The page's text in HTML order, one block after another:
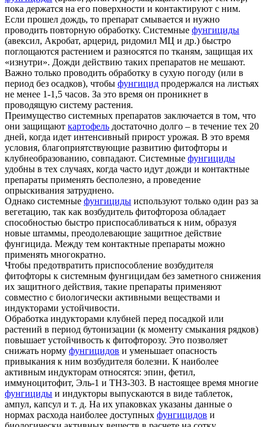
пока держатся на его поверхности и контактируют с ним.
Если прошел дождь, то препарат смывается и нужно
проводить повторную обработку. Системные фунгициды
(авексил, Акробат, арцерид, ридомил МЦ и др.) быстро
поглощаются растением и разносятся по тканям, защищая их
«изнутри». Дожди действию таких препаратов не мешают.
Важно только проводить обработку в сухую погоду (или в
период без осадков), чтобы фунгицид продержался на листьях
не менее 1-1,5 часов. За это время он проникнет в
проводящую систему растения.
Преимущество системных препаратов заключается в том, что
они защищают картофель достаточно долго – в течение тех 20
дней, когда идет интенсивный прирост урожая. В это время
условия, благоприятствующие развитию фитофторы и
клубнеобразованию, совпадают. Системные фунгициды
удобны в тех случаях, когда часто идут дожди и контактные
препараты применять бесполезно, а проведение
опрыскивания затруднено.
Однако системные фунгициды используют только один раз за
вегетацию, так как возбудитель фитофтороза обладает
способностью быстро приспосабливаться к ним, образуя
новые штаммы, преодолевающие защитное действие
фунгицида. Между тем контактные препараты можно
применять многократно.
Чтобы предотвратить приспособление возбудителя
фитофторы к системным фунгицидам без заметного снижения
их защитного действия, такие препараты применяют
совместно с биологически активными веществами и
индукторами устойчивости.
Обработка индукторами клубней перед посадкой или
растений в период бутонизации (к моменту смыкания рядков)
повышает устойчивость к фитофторозу. Это позволяет
снижать норму фунгицидов и уменьшает опасность
привыкания к ним возбудителя болезни. К наиболее
активным индукторам относятся: эпин, фетил,
иммуноцитофит, Эль-1 и ТНЗ-303. В настоящее время многие
фунгициды и индукторы выпускаются в виде таблеток,
ампул, капсул и т. д. На их упаковках указаны данные о
нормах расхода наиболее доступных фунгицидов и